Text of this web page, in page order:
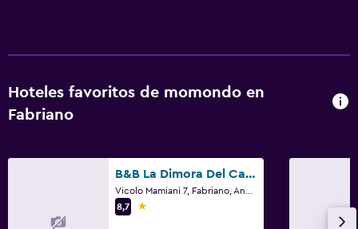
Hoteles favoritos de momondo en
Fabriano
B&B La Dimora Del Capitano
8,7
1 estrella